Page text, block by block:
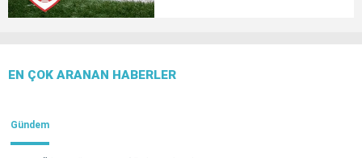
EN ÇOK ARANAN HABERLER
Gündem